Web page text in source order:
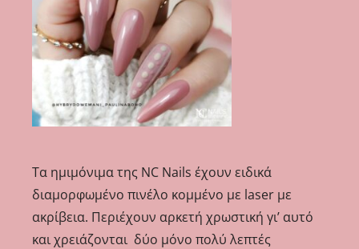
Τα ημιμόνιμα της NC Nails έχουν ειδικά
διαμορφωμένο πινέλο κομμένο με laser με
ακρίβεια. Περιέχουν αρκετή χρωστική γι’ αυτό
και χρειάζονται δύο μόνο πολύ λεπτές